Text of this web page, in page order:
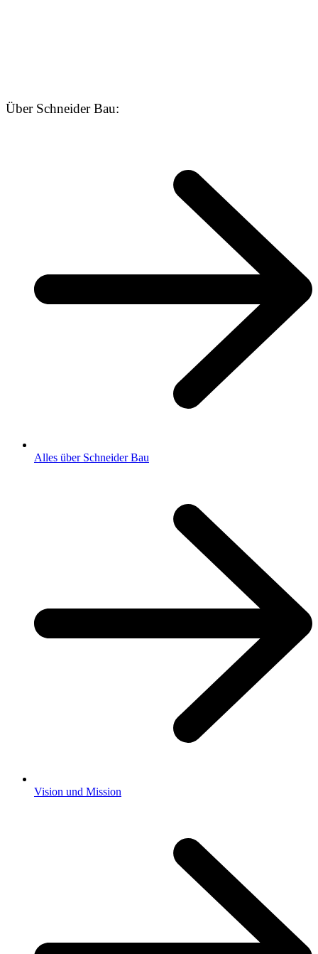
Über Schneider Bau:
Alles über Schneider Bau
Vision und Mission